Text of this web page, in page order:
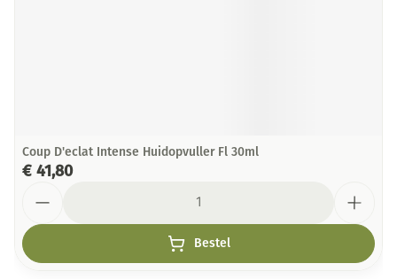
Coup D'eclat Intense Huidopvuller Fl 30ml
€ 41,80
Bestel